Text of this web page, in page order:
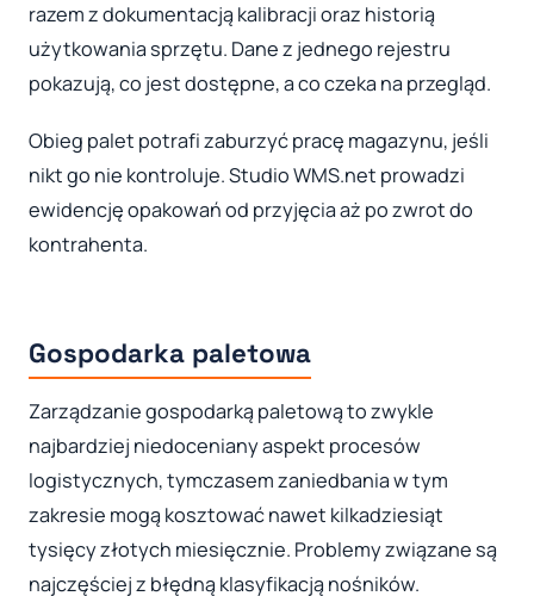
razem z dokumentacją kalibracji oraz historią
użytkowania sprzętu. Dane z jednego rejestru
pokazują, co jest dostępne, a co czeka na przegląd.
Obieg palet potrafi zaburzyć pracę magazynu, jeśli
nikt go nie kontroluje. Studio WMS.net prowadzi
ewidencję opakowań od przyjęcia aż po zwrot do
kontrahenta.
Gospodarka paletowa
Zarządzanie gospodarką paletową to zwykle
najbardziej niedoceniany aspekt procesów
logistycznych, tymczasem zaniedbania w tym
zakresie mogą kosztować nawet kilkadziesiąt
tysięcy złotych miesięcznie. Problemy związane są
najczęściej z błędną klasyfikacją nośników.